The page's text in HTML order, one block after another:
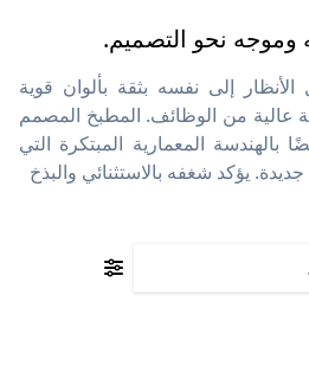
نحو التصميم.
إلى نفسه بثقة بألوان قوية
عالية من الوظائف. المطبخ المصمم
بالهندسة المعمارية المبتكرة التي
يؤكد شغفه بالاستثنائي والبذخ